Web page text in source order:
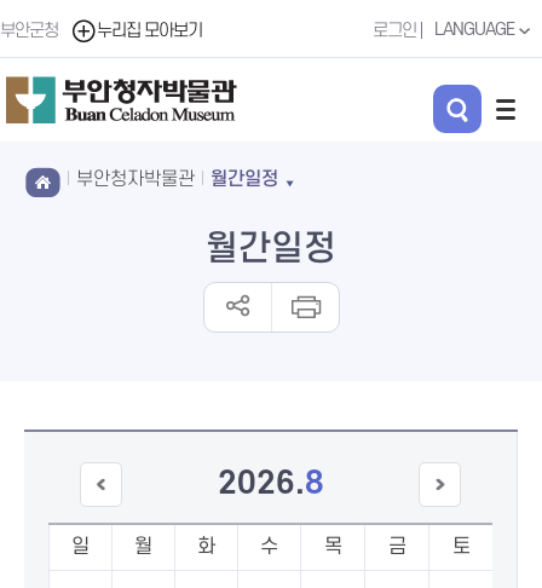
부안군청 누리집 모아보기 로그인 LANGUAGE
부안청자박물관 월간일정
월간일정
2026.8
일 월 화 수 목 금 토